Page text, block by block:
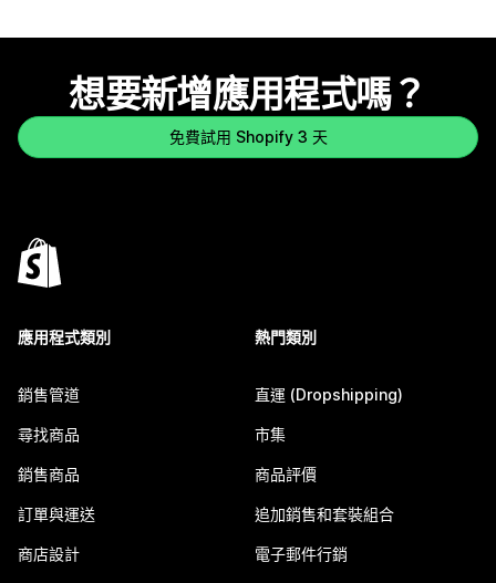
想要新增應用程式嗎？
免費試用 Shopify 3 天
應用程式類別
銷售管道
尋找商品
銷售商品
訂單與運送
商店設計
熱門類別
直運 (Dropshipping)
市集
商品評價
追加銷售和套裝組合
電子郵件行銷